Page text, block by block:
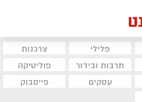
פלילי
צרכנות
תרבות ובידור
פוליטיקה
עסקים
פייסבוק